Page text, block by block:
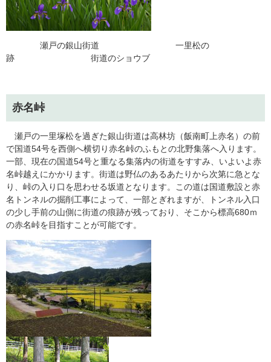
瀬戸の銀山街道 一里松の
跡 街道のショウブ
赤名峠
瀬戸の一里塚松を過ぎた銀山街道は高林坊（飯南町上赤名）の前
で国道54号を西側へ横切り赤名峠のふもとの北野集落へ入ります。
一部、現在の国道54号と重なる集落内の街道をすすみ、いよいよ赤
名峠越えにかかります。街道は野仏のあるあたりから次第に急とな
り、峠の入り口を思わせる坂道となります。この道は国道敷設と赤
名トンネルの掘削工事によって、一部とぎれますが、トンネル入口
の少し手前の山側に街道の痕跡が残っており、そこから標高680ｍ
の赤名峠を目指すことが可能です。